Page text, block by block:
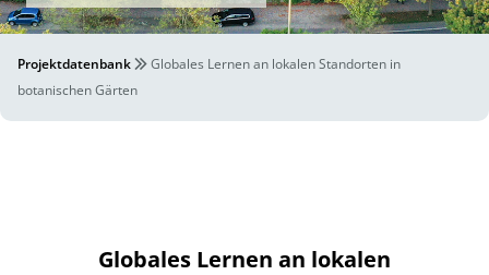
Projektdatenbank
Globales Lernen an lokalen Standorten in
botanischen Gärten
Globales Lernen an lokalen